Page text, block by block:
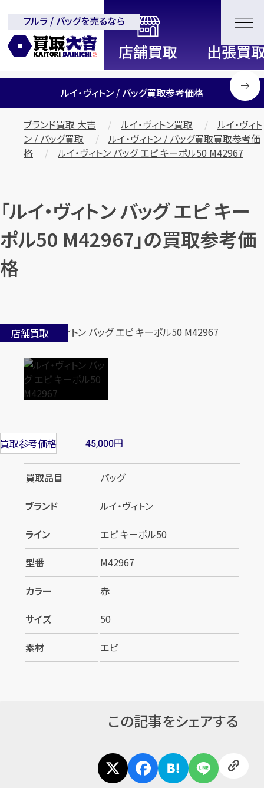
全国2000店舗以上展開中！
信頼と実績の買取専門店「買取大
吉」
フルラ / バッグを売るなら
分！ 今すぐ査定金額をお伝えいた
ルイ・ヴィトン / バッグ買取参考価格
ブランド買取 大吉 ルイ・ヴィトン買取
ルイ・ヴィト
ン / バッグ買取
ルイ・ヴィトン / バッグ買取買取参考価
格
ルイ・ヴィトン バッグ エピ キーポル50 M42967
「ルイ・ヴィトン バッグ エピ キー
ポル50 M42967」の買取参考価
格
店舗買取
買取参考価格 45,000円
買取品目
バッグ
ブランド
ルイ・ヴィトン
ライン
エピ キーポル50
型番
M42967
カラー
赤
サイズ
50
素材
エピ
この記事をシェアする